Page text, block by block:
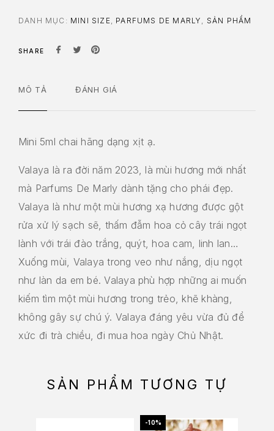
DANH MỤC: MINI SIZE, PARFUMS DE MARLY , SẢN PHẨM
SHARE
MÔ TẢ ĐÁNH GIÁ
Mini 5ml chai hãng dạng xịt ạ.
Valaya là ra đời năm 2023, là mùi hương mới nhất
mà Parfums De Marly dành tặng cho phái đẹp.
Valaya là như một mùi hương xạ hương được gột
rửa xử lý sạch sẽ, thấm đẫm hoa cỏ cây trái ngọt
lành với trái đào trắng, quýt, hoa cam, linh lan…
Xuống mùi, Valaya trong veo như nắng, dịu ngọt
như làn da em bé. Valaya phù hợp những ai muốn
kiếm tìm một mùi hương trong trẻo, khẽ khàng,
không gây sự chú ý. Valaya đáng yêu vừa đủ để
xức đi trà chiều, đi mua hoa ngày Chủ Nhật.
SẢN PHẨM TƯƠNG TỰ
-10%